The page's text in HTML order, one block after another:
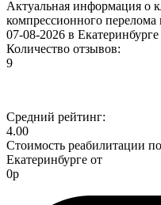
Актуальная информация о
компрессионного перелома
07-08-2026 в Екатеринбурге
Количество отзывов:
9
Средний рейтинг:
4.00
Стоимость реабилитации
Екатеринбурге от
0р